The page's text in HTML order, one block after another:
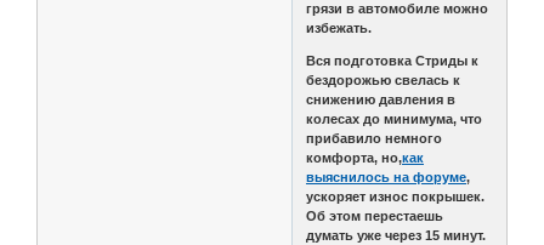
грязи в автомобиле можно
избежать.
Вся подготовка Стриды к
бездорожью свелась к
снижению давления в
колесах до минимума, что
прибавило немного
комфорта, но,как
выяснилось на форуме,
ускоряет износ покрышек.
Об этом перестаешь
думать уже через 15 минут.